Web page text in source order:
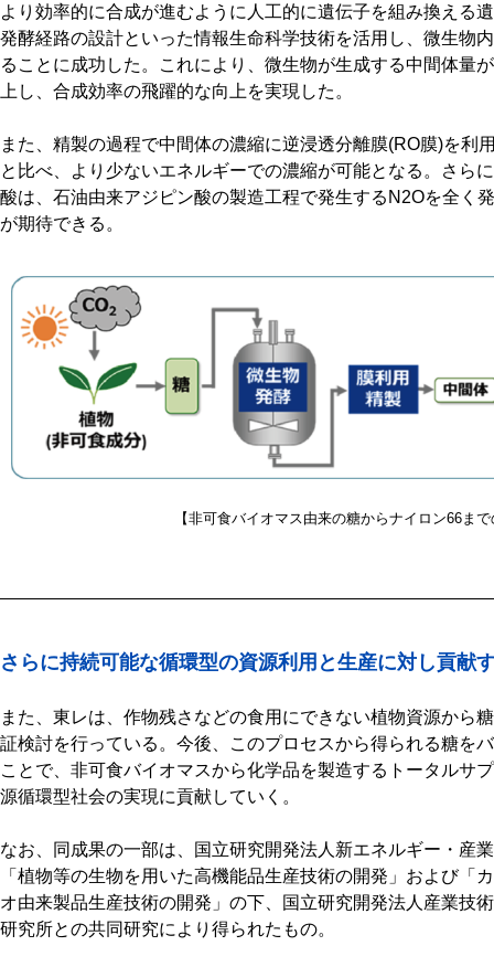
より効率的に合成が進むように人工的に遺伝子を組み換える
発酵経路の設計といった情報生命科学技術を活用し、微生物
ることに成功した。これにより、微生物が生成する中間体量
上し、合成効率の飛躍的な向上を実現した。
また、精製の過程で中間体の濃縮に逆浸透分離膜(RO膜)を利
と比べ、より少ないエネルギーでの濃縮が可能となる。さら
酸は、石油由来アジピン酸の製造工程で発生するN2Oを全く
が期待できる。
【非可食バイオマス由来の糖からナイロン66ま
さらに持続可能な循環型の資源利用と生産に対し貢献
また、東レは、作物残さなどの食用にできない植物資源から
証検討を行っている。今後、このプロセスから得られる糖を
ことで、非可食バイオマスから化学品を製造するトータルサ
源循環型社会の実現に貢献していく。
なお、同成果の一部は、国立研究開発法人新エネルギー・産
「植物等の生物を用いた高機能品生産技術の開発」および「
オ由来製品生産技術の開発」の下、国立研究開発法人産業技
研究所との共同研究により得られたもの。